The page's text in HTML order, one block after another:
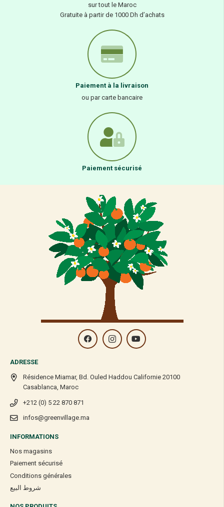
sur tout le Maroc
Gratuite à partir de 1000 Dh d’achats
Paiement à la livraison
ou par carte bancaire
Paiement sécurisé
ADRESSE
Résidence Miamar, Bd. Ouled Haddou Californie 20100
Casablanca, Maroc
+212 (0) 5 22 870 871
infos@greenvillage.ma
INFORMATIONS
Nos magasins
Paiement sécurisé
Conditions générales
شروط البيع